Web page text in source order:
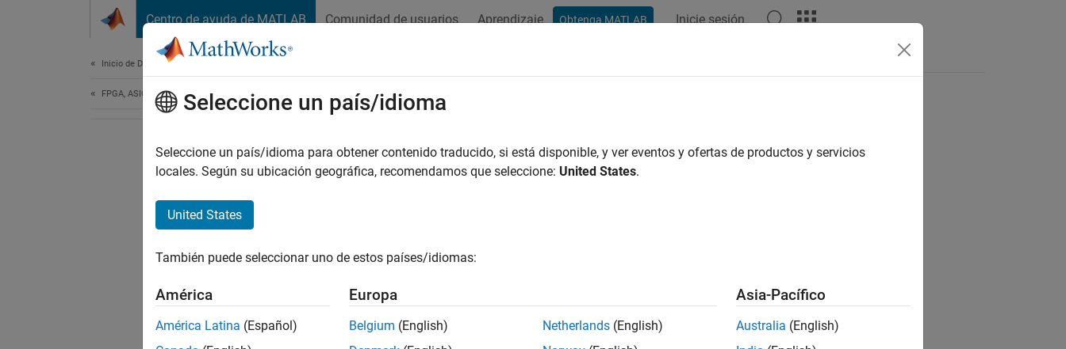
Centro de ayuda de MATLAB Comunidad de usuarios Aprendizaje Obtenga MATLAB Inicie sesión
Inicio de Documentación
FPGA, ASIC, and SoC Development
How useful was this information?
Seleccione un país/idioma
Seleccione un país/idioma para obtener contenido traducido, si está disponible, y ver eventos y ofertas de productos y servicios
locales. Según su ubicación geográfica, recomendamos que seleccione: United States.
United States
También puede seleccionar uno de estos países/idiomas:
América
América Latina (Español)
Europa
Belgium (English)
Netherlands (English)
Asia-Pacífico
Australia (English)